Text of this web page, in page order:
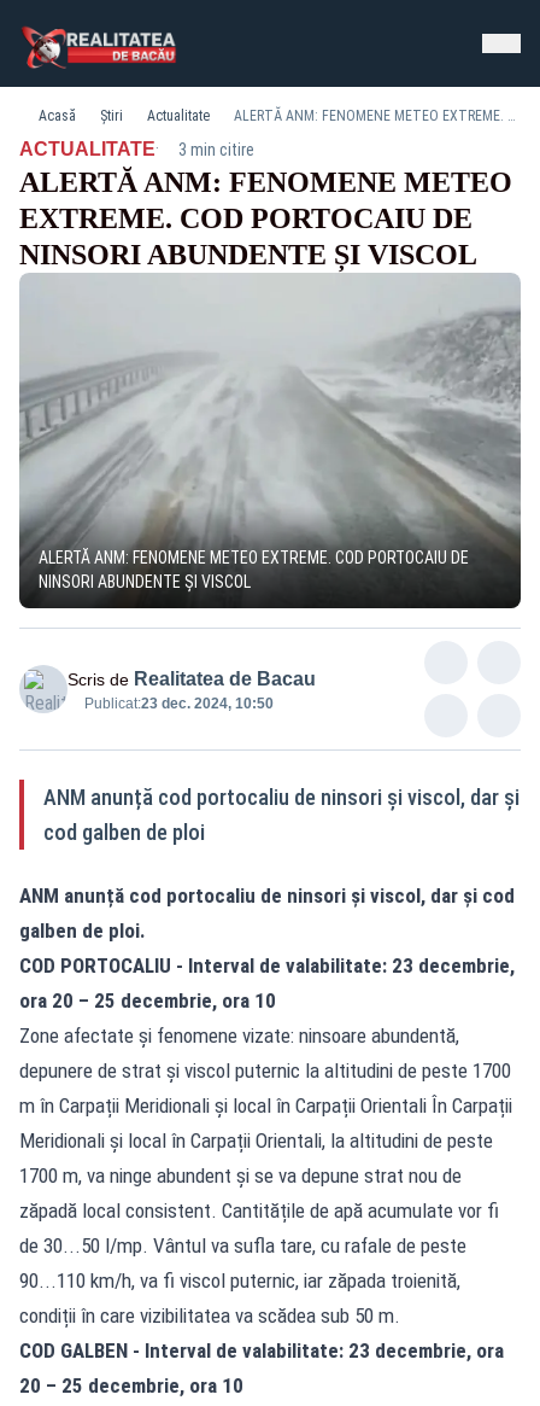
Acasă Știri Actualitate ALERTĂ ANM: FENOMENE METEO EXTREME. COD PORTOCAIU DE NINSORI ABUNDENTE ȘI VISCOL
ACTUALITATE· 3 min citire
ALERTĂ ANM: FENOMENE METEO
EXTREME. COD PORTOCAIU DE
NINSORI ABUNDENTE ȘI VISCOL
ALERTĂ ANM: FENOMENE METEO EXTREME. COD PORTOCAIU DE
NINSORI ABUNDENTE ȘI VISCOL
Scris de Realitatea de Bacau
Publicat:23 dec. 2024, 10:50
ANM anunță cod portocaliu de ninsori și viscol, dar și
cod galben de ploi
ANM anunță cod portocaliu de ninsori și viscol, dar și cod
galben de ploi.
COD PORTOCALIU - Interval de valabilitate: 23 decembrie,
ora 20 – 25 decembrie, ora 10
Zone afectate și fenomene vizate: ninsoare abundentă,
depunere de strat și viscol puternic la altitudini de peste 1700
m în Carpații Meridionali și local în Carpații Orientali În Carpații
Meridionali și local în Carpații Orientali, la altitudini de peste
1700 m, va ninge abundent și se va depune strat nou de
zăpadă local consistent. Cantitățile de apă acumulate vor fi
de 30...50 l/mp. Vântul va sufla tare, cu rafale de peste
90...110 km/h, va fi viscol puternic, iar zăpada troienită,
condiții în care vizibilitatea va scădea sub 50 m.
COD GALBEN - Interval de valabilitate: 23 decembrie, ora
20 – 25 decembrie, ora 10